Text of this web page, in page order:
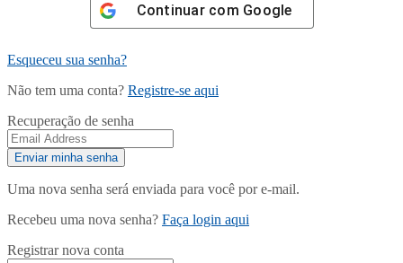
Continuar com Google
Esqueceu sua senha?
Não tem uma conta? Registre-se aqui
Recuperação de senha
Uma nova senha será enviada para você por e-mail.
Recebeu uma nova senha? Faça login aqui
Registrar nova conta